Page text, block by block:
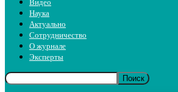
Видео
Наука
Актуально
Сотрудничество
О журнале
Эксперты